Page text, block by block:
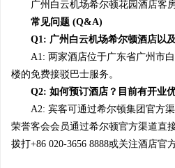
广州白云机场希尔顿花园酒店客
常见问题 (Q&A)
Q1: 广州白云机场希尔顿酒店以及
A1: 两家酒店位于广东省广州市
楼的免费接驳巴士服务。
Q2: 如何预订酒店？目前有开业
A2: 宾客可通过希尔顿集团官方
荣誉客会会员通过希尔顿官方渠道直
拨打+86 020-3656 8888或关注酒店